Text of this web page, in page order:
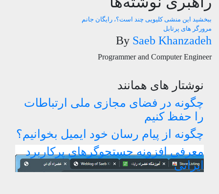
ببخشید این منشی کلیویی چند است؟، رایگان جانم
مرورگر های پرتابل
By Saeb Khanzadeh
Programmer and Computer Engineer
نوشتار های همانند
چگونه در فضای مجازی ملی ارتباطات
را حفظ کنیم
چگونه از پیام رسان خود ایمیل بخوانیم؟
معرفی افزونه جستجوگرهای پرکاربرد
ایرانی